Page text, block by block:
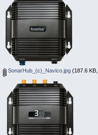
SonarHub_(c)_Navico.jpg (187.6